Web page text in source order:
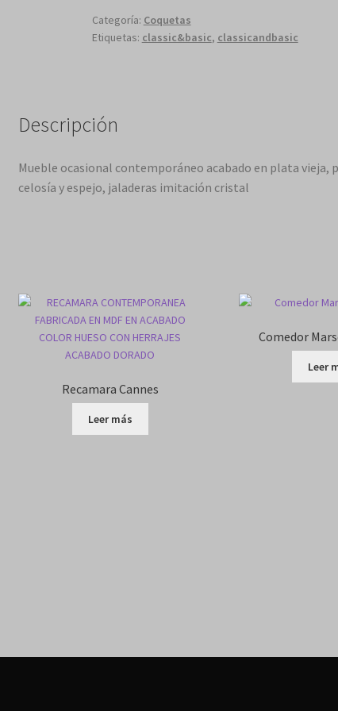
Categoría: Coquetas
Etiquetas: classic&basic, classicandbasic
Descripción
Mueble ocasional contemporáneo acabado en plata vieja,
celosía y espejo, jaladeras imitación cristal
Recamara Cannes
Leer más
Comedor
Leer